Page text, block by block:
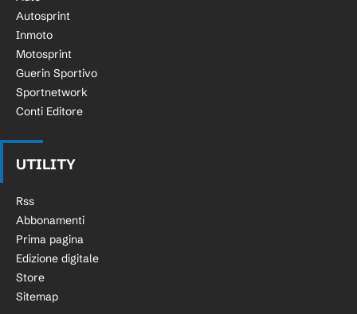
Autosprint
Inmoto
Motosprint
Guerin Sportivo
Sportnetwork
Conti Editore
UTILITY
Rss
Abbonamenti
Prima pagina
Edizione digitale
Store
Sitemap